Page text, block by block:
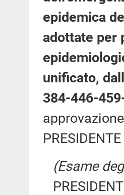
epidemica
adottate per
unificato,
384-446-
(Esame